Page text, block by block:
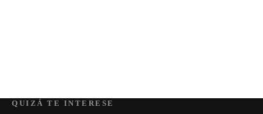
QUIZÁ TE INTERESE